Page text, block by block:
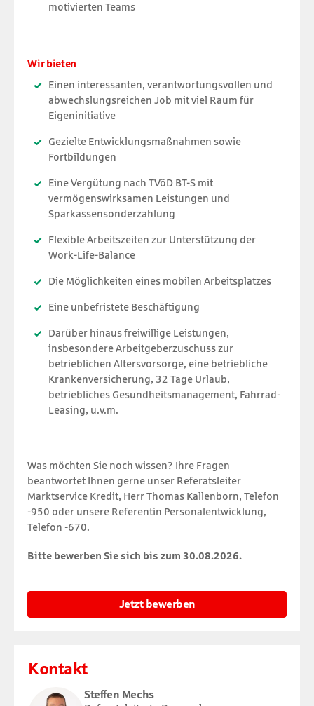
motivierten Teams
Wir bieten
Einen interessanten, verantwortungsvollen und
abwechslungsreichen Job mit viel Raum für
Eigeninitiative
Gezielte Entwicklungsmaßnahmen sowie
Fortbildungen
Eine Vergütung nach TVöD BT-S mit
vermögenswirksamen Leistungen und
Sparkassensonderzahlung
Flexible Arbeitszeiten zur Unterstützung der
Work-Life-Balance
Die Möglichkeiten eines mobilen Arbeitsplatzes
Eine unbefristete Beschäftigung
Darüber hinaus freiwillige Leistungen,
insbesondere Arbeitgeberzuschuss zur
betrieblichen Altersvorsorge, eine betriebliche
Krankenversicherung, 32 Tage Urlaub,
betriebliches Gesundheitsmanagement, Fahrrad-
Leasing, u.v.m.
Was möchten Sie noch wissen? Ihre Fragen
beantwortet Ihnen gerne unser Referatsleiter
Marktservice Kredit, Herr Thomas Kallenborn, Telefon
-950 oder unsere Referentin Personalentwicklung,
Telefon -670.
Bitte bewerben Sie sich bis zum 30.08.2026.
Jetzt bewerben
Kontakt
Steffen Mechs